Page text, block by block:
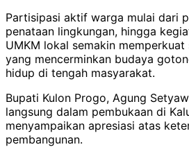
Partisipasi aktif warga mulai dari
penataan lingkungan, hingga
UMKM lokal semakin memperkuat
yang mencerminkan budaya
hidup di tengah masyarakat.
Bupati Kulon Progo, Agung
langsung dalam pembukaan di
menyampaikan apresiasi atas
pembangunan.